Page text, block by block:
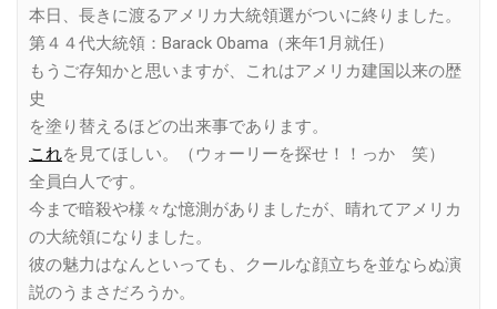
本日、長きに渡るアメリカ大統領選がついに終りました。
第４４代大統領：Barack Obama（来年1月就任）
もうご存知かと思いますが、これはアメリカ建国以来の歴
史
を塗り替えるほどの出来事であります。
これを見てほしい。（ウォーリーを探せ！！っか 笑）
全員白人です。
今まで暗殺や様々な憶測がありましたが、晴れてアメリカ
の大統領になりました。
彼の魅力はなんといっても、クールな顔立ちを並ならぬ演
説のうまさだろうか。